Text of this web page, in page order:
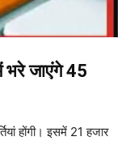
भरे जाएंगे 45
होंगी। इसमें 21 हजार